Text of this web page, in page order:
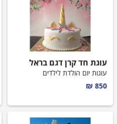
עוגת חד קרן דגם בראל
עוגות יום הולדת לילדים
850 ₪